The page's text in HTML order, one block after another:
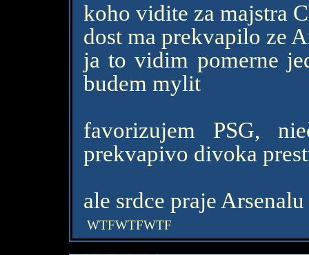
koho vidite za majstra
dost ma prekvapilo ze
ja to vidim pomerne
budem mylit
favorizujem PSG,
prekvapivo divoka
ale srdce praje Arsenalu
WTFWTFWTF